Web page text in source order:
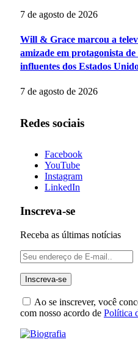
7 de agosto de 2026
Will & Grace marcou a
amizade em protagonista
influentes dos Estados
7 de agosto de 2026
Redes sociais
Facebook
YouTube
Instagram
LinkedIn
Inscreva-se
Receba as últimas notícias
Ao se inscrever, você
com nosso acordo de Política